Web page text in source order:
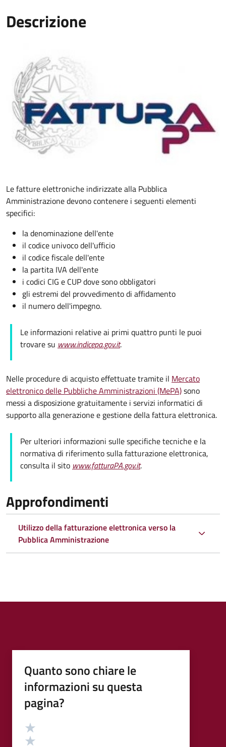
Descrizione
Le fatture elettroniche indirizzate alla Pubblica
Amministrazione devono contenere i seguenti elementi
specifici:
la denominazione dell'ente
il codice univoco dell'ufficio
il codice fiscale dell'ente
la partita IVA dell'ente
i codici CIG e CUP dove sono obbligatori
gli estremi del provvedimento di affidamento
il numero dell'impegno.
Le informazioni relative ai primi quattro punti le puoi
trovare su www.indicepa.gov.it.
Nelle procedure di acquisto effettuate tramite il Mercato
elettronico delle Pubbliche Amministrazioni (MePA)sono
messi a disposizione gratuitamente i servizi informatici di
supporto alla generazione e gestione della fattura elettronica.
Per ulteriori informazioni sulle specifiche tecniche e la
normativa di riferimento sulla fatturazione elettronica,
consulta il sito www.fatturaPA.gov.it.
Approfondimenti
Utilizzo della fatturazione elettronica verso la
Pubblica Amministrazione
Quanto sono chiare le
informazioni su questa
pagina?
Valutazione